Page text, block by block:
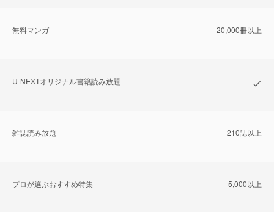
無料マンガ 20,000冊以上
U-NEXTオリジナル書籍読み放題
雑誌読み放題 210誌以上
プロが選ぶおすすめ特集 5,000以上